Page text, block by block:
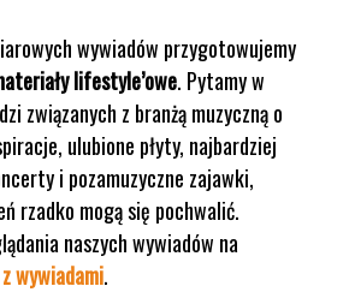
wywiadów przygotowujemy
lifestyle’owe. Pytamy w
związanych z branżą muzyczną o
ulubione płyty, najbardziej
i pozamuzyczne zajawki,
rzadko mogą się pochwalić.
naszych wywiadów na
wywiadami.